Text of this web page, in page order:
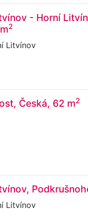
- Horní
2
Litvínov
Česká, 62 m2
Litvínov